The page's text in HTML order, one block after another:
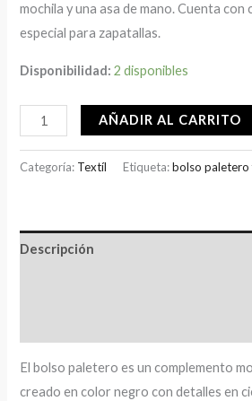
mochila y una asa de mano. Cuenta
especial para zapatallas.
Disponibilidad: 2 disponibles
AÑADIR AL CARRITO
Categoría: Textíl Etiqueta:bolso paletero
Descripción
El bolso paletero es un complemento
creado en color negro con detalles en